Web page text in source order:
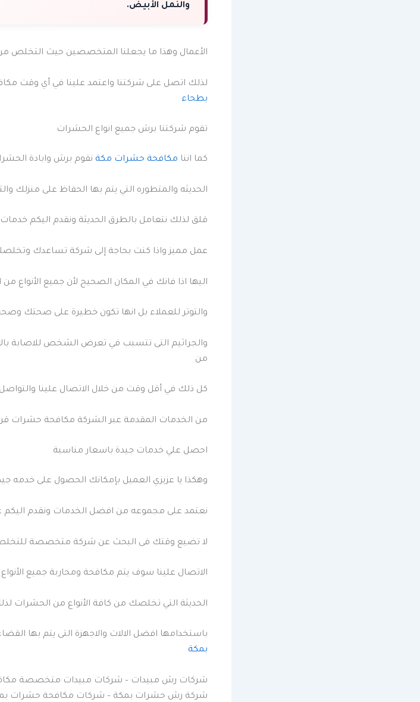
والنمل الأبيض.
الأعمال وهذا ما يجعلنا المتخصصين حيث التخلص
لذلك اتصل على شركتنا واعتمد علينا في أي وقت
بطحاء
تقوم شركتنا برش جميع انواع الحشرات
كما اننا مكافحة حشرات مكة نقوم برش وابادة
الحديثه والمتطوره التي يتم بها الحفاظ على منزلك
قلق لذلك نتعامل بالطرق الحديثة ونقدم اليكم
عمل مميز واذا كنت بحاجة إلى شركة تساعدك
اليها اذا فانك في المكان الصحيح لأن جميع
والتوتر للعملاء بل انها تكون خطيرة على صحتك وصحة
والجراثيم التى تتسبب في تعرض الشخص للاصابة
من
كل ذلك في أقل وقت من خلال الاتصال علينا والتواصل
من الخدمات المقدمة عبر الشركة مكافحة حشرات
احصل علي خدمات جيدة باسعار مناسبة
وهكذا يا عزيزي العميل بإمكانك الحصول على خدمه
نعتمد على مجموعه من افضل الخدمات ونقدم
لا تضيع وقتك فى البحث عن شركة متخصصة للتخلص
الاتصال علينا سوف يتم مكافحة ومحاربة جميع
الحديثة التي تخلصك من كافة الأنواع من الحشرات
باستخدامها افضل الالات والاجهزة التى يتم بها
بمكة
شركات رش مبيدات – شركات مبيدات متخصصة
شركة رش حشرات بمكة – شركات مكافحة حشرات